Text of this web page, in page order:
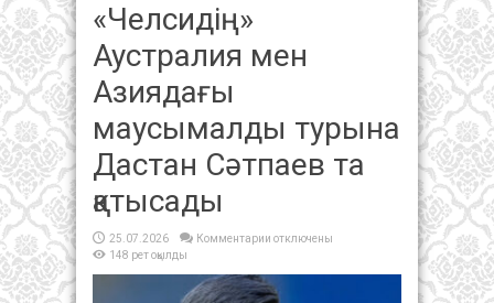
«Челсидің»
Аустралия мен
Азиядағы
маусымалды турына
Дастан Сәтпаев та
қатысады
25.07.2026 Комментарии к
Аустралия
мен
Азиядағы
отключены
148 рет оқылды